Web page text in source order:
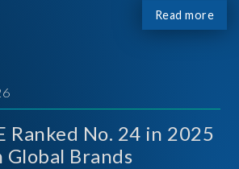
Read more
Ranked No. 24 in 2025
Global Brands